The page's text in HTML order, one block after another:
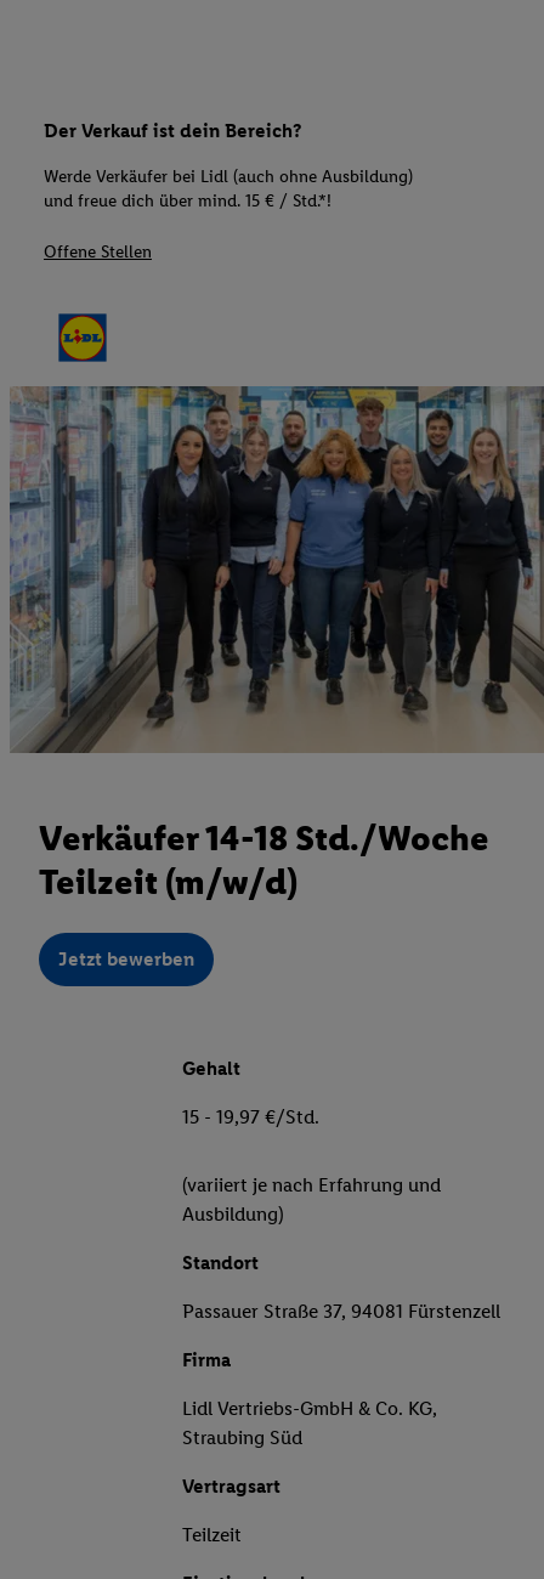
Der Verkauf ist dein Bereich?
Werde Verkäufer bei Lidl (auch ohne Ausbildung)
und freue dich über mind. 15 € / Std.*!
Offene Stellen
Verkäufer 14-18 Std./Woche
Teilzeit (m/w/d)
Jetzt bewerben
Gehalt
15 - 19,97 €/Std.
(variiert je nach Erfahrung und
Ausbildung)
Standort
Passauer Straße 37, 94081 Fürstenzell
Firma
Lidl Vertriebs-GmbH & Co. KG,
Straubing Süd
Vertragsart
Teilzeit